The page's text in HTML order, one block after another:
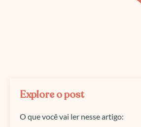
Explore o post
O que você vai ler nesse artigo: